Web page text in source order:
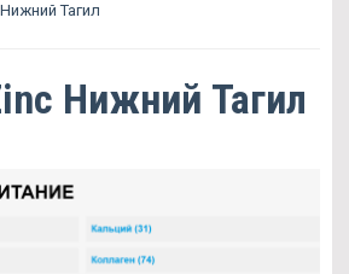
Тагил
Нижний Тагил